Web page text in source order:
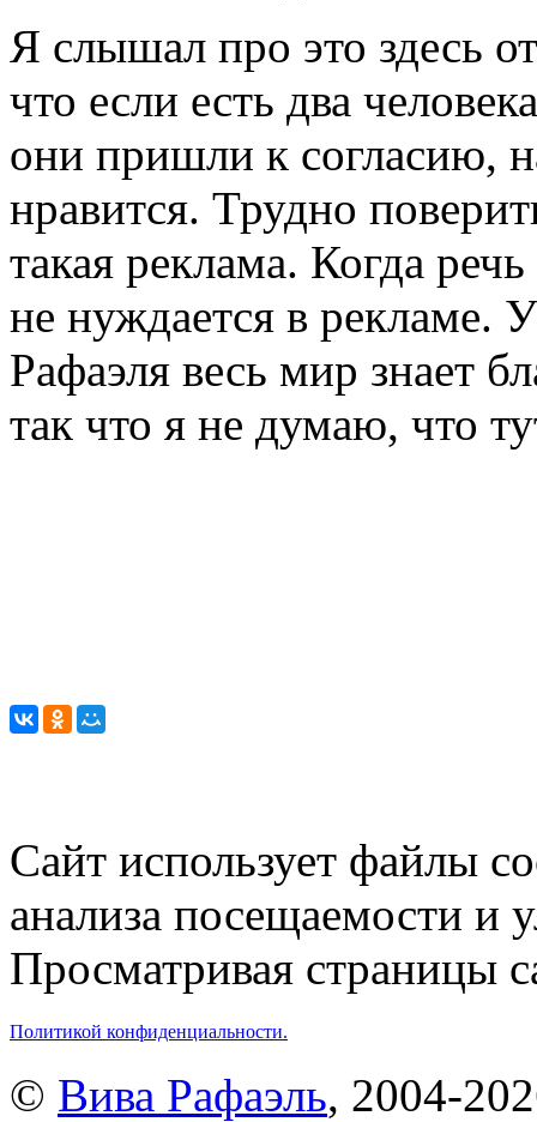
Я слышал про это здесь
что если есть два
они пришли к согласию,
нравится. Трудно
такая реклама. Когда
не нуждается в рекламе.
Рафаэля весь мир знает
так что я не думаю, что
Сайт использует файлы
анализа посещаемости и
Просматривая страницы
Политикой конфиденциальности.
© Вива Рафаэль, 2004-